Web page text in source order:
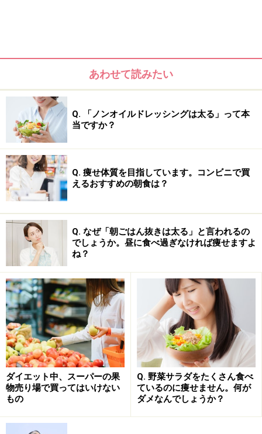
あわせて読みたい
Q. 「ノンオイルドレッシングは太る」って本
当ですか？
Q. 痩せ体質を目指しています。コンビニで買
えるおすすめの朝食は？
Q. なぜ「朝ごはん抜きは太る」と言われるの
でしょうか。昼に食べ過ぎなければ痩せますよ
ね？
ダイエット中、スーパーの果
物売り場で買ってはいけない
もの
Q. 野菜サラダをたくさん食べ
ているのに痩せません。何が
ダメなんでしょうか？